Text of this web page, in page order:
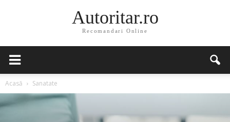
Autoritar.ro
Recomandari Online
Acasă Sanatate